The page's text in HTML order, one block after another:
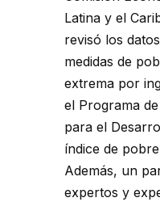
Latina y el
revisó los
medidas de
extrema por
el Programa
para el
índice de
Además, un
expertos y